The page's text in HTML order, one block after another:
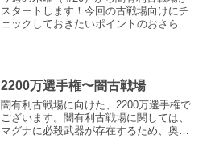
スタートします！今回の古戦場向けにチ
ェックしておきたいポイントのおさらい
2200万選手権〜闇古戦場
闇有利古戦場に向けた、2200万選手権で
ございます。闇有利古戦場に関しては、
マグナに必殺武器が存在するため、奥義